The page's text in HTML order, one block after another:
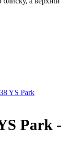
YS Park
Park -